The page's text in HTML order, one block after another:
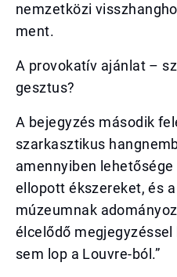
nemzetközi
ment.
A provokatív ajánlat –
gesztus?
A bejegyzés második
szarkasztikus
amennyiben
ellopott ékszereket, és
múzeumnak
élcelődő megjegyzéssel
sem lop a Louvre-ból.”